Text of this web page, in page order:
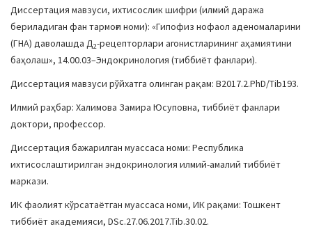
Диссертация мавзуси, ихтисослик шифри (илмий даража
бериладиган фан тармоғи номи): «Гипофиз нофаол аденомаларини
(ГНА) даволашда Д2-рецепторлари агонистларининг аҳамиятини
баҳолаш», 14.00.03–Эндокринология (тиббиёт фанлари).
Диссертация мавзуси рўйхатга олинган рақам: В2017.2.PhD/Tib193.
Илмий раҳбар: Халимова Замира Юсуповна, тиббиёт фанлари
доктори, профессор.
Диссертация бажарилган муассаса номи: Республика
ихтисослаштирилган эндокринология илмий-амалий тиббиёт
маркази.
ИК фаолият кўрсатаётган муассаса номи, ИК рақами: Тошкент
тиббиёт академияси, DSc.27.06.2017.Tib.30.02.